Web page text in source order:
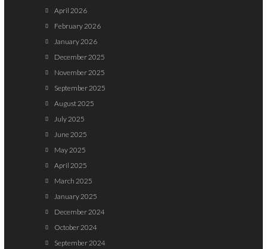
April 2026
February 2026
January 2026
December 2025
November 2025
September 2025
August 2025
July 2025
June 2025
May 2025
April 2025
March 2025
January 2025
December 2024
October 2024
September 2024